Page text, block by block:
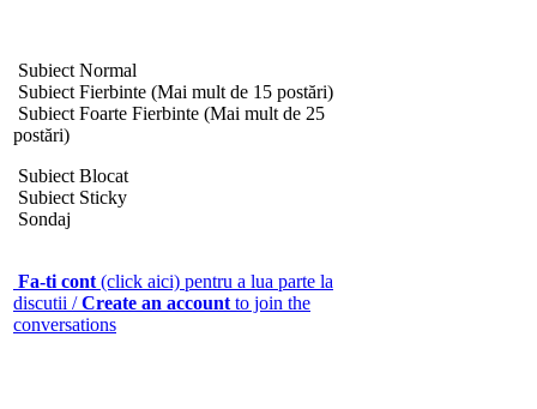
Subiect Normal
Subiect Fierbinte (Mai mult de 15 postări)
Subiect Foarte Fierbinte (Mai mult de 25
postări)
Subiect Blocat
Subiect Sticky
Sondaj
Fa-ti cont (click aici) pentru a lua parte la
discutii /Create an account to join the
conversations